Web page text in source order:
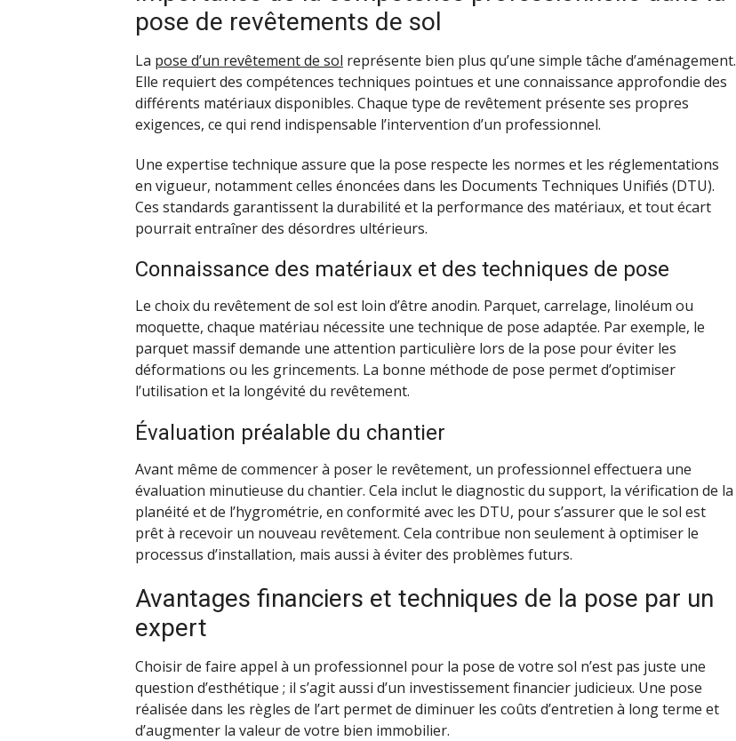
pose de revêtements de sol
La pose d’un revêtement de sol représente bien plus qu’une simple tâche d’aménagement.
Elle requiert des compétences techniques pointues et une connaissance approfondie des
différents matériaux disponibles. Chaque type de revêtement présente ses propres
exigences, ce qui rend indispensable l’intervention d’un professionnel.
Une expertise technique assure que la pose respecte les normes et les réglementations
en vigueur, notamment celles énoncées dans les Documents Techniques Unifiés (DTU).
Ces standards garantissent la durabilité et la performance des matériaux, et tout écart
pourrait entraîner des désordres ultérieurs.
Connaissance des matériaux et des techniques de pose
Le choix du revêtement de sol est loin d’être anodin. Parquet, carrelage, linoléum ou
moquette, chaque matériau nécessite une technique de pose adaptée. Par exemple, le
parquet massif demande une attention particulière lors de la pose pour éviter les
déformations ou les grincements. La bonne méthode de pose permet d’optimiser
l’utilisation et la longévité du revêtement.
Évaluation préalable du chantier
Avant même de commencer à poser le revêtement, un professionnel effectuera une
évaluation minutieuse du chantier. Cela inclut le diagnostic du support, la vérification de la
planéité et de l’hygrométrie, en conformité avec les DTU, pour s’assurer que le sol est
prêt à recevoir un nouveau revêtement. Cela contribue non seulement à optimiser le
processus d’installation, mais aussi à éviter des problèmes futurs.
Avantages financiers et techniques de la pose par un
expert
Choisir de faire appel à un professionnel pour la pose de votre sol n’est pas juste une
question d’esthétique ; il s’agit aussi d’un investissement financier judicieux. Une pose
réalisée dans les règles de l’art permet de diminuer les coûts d’entretien à long terme et
d’augmenter la valeur de votre bien immobilier.